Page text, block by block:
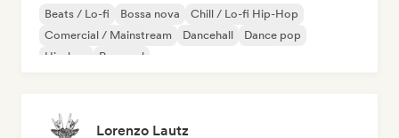
Beats / Lo-fi Bossa nova
Chill / Lo-fi Hip-Hop
Comercial / Mainstream
Dancehall
Dance pop
Hip-hop
Pop soul
Lorenzo Lautz